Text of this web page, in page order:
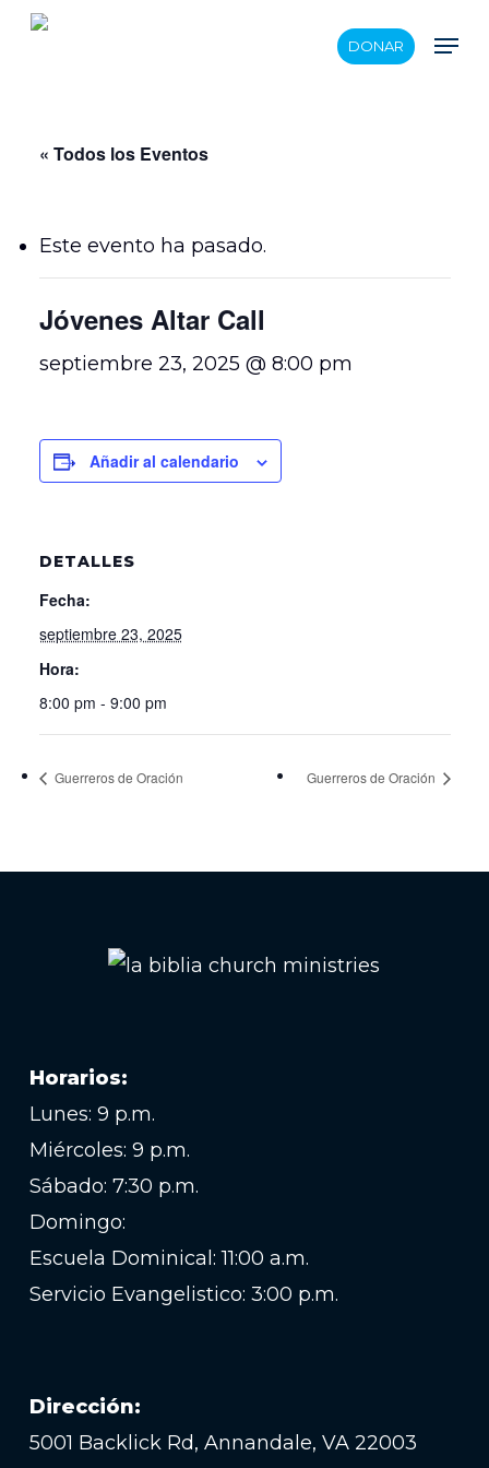
Skip
DONAR Menu
« Todos los Eventos
Este evento ha pasado.
Jóvenes Altar Call
septiembre 23, 2025 @ 8:00 pm
Añadir al calendario
DETALLES
Fecha:
septiembre 23, 2025
Hora:
8:00 pm - 9:00 pm
Guerreros de Oración Guerreros de Oración
Horarios:
Lunes: 9 p.m.
Miércoles: 9 p.m.
Sábado: 7:30 p.m.
Domingo:
Escuela Dominical: 11:00 a.m.
Servicio Evangelistico: 3:00 p.m.
Dirección:
5001 Backlick Rd, Annandale, VA 22003